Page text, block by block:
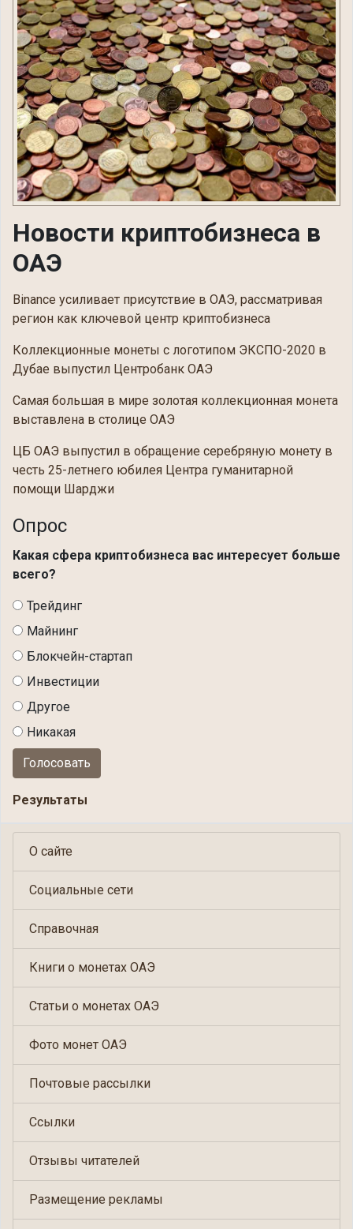
Новости криптобизнеса в
ОАЭ
Binance усиливает присутствие в ОАЭ, рассматривая
регион как ключевой центр криптобизнеса
Коллекционные монеты с логотипом ЭКСПО-2020 в
Дубае выпустил Центробанк ОАЭ
Самая большая в мире золотая коллекционная монета
выставлена в столице ОАЭ
ЦБ ОАЭ выпустил в обращение серебряную монету в
честь 25-летнего юбилея Центра гуманитарной
помощи Шарджи
Опрос
Какая сфера криптобизнеса вас интересует больше
всего?
Трейдинг
Майнинг
Блокчейн-стартап
Инвестиции
Другое
Никакая
Голосовать
Результаты
О сайте
Социальные сети
Справочная
Книги о монетах ОАЭ
Статьи о монетах ОАЭ
Фото монет ОАЭ
Почтовые рассылки
Ссылки
Отзывы читателей
Размещение рекламы